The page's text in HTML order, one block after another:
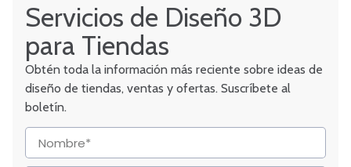
Servicios de Diseño 3D
para Tiendas
Obtén toda la información más reciente sobre ideas de
diseño de tiendas, ventas y ofertas. Suscríbete al
boletín.